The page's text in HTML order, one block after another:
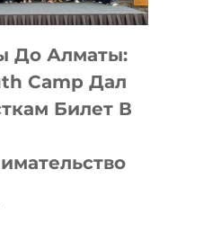
До Алматы:
Camp Дал
Билет В